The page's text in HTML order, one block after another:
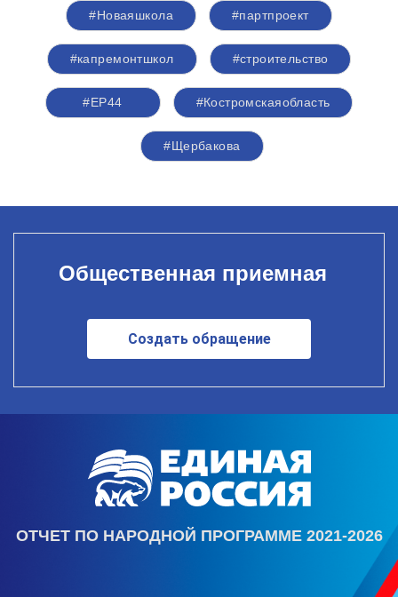
#Новаяшкола #партпроект
#капремонтшкол #строительство
#ЕР44 #Костромскаяобласть
#Щербакова
Общественная приемная
Создать обращение
ОТЧЕТ ПО НАРОДНОЙ ПРОГРАММЕ 2021-2026